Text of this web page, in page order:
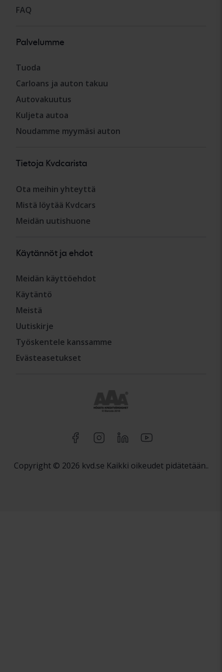
FAQ
Palvelumme
Tuoda
Carloans ja auton takuu
Autovakuutus
Kuljeta autoa
Noudamme myymäsi auton
Tietoja Kvdcarista
Ota meihin yhteyttä
Mistä löytää Kvdcars
Meidän uutishuone
Käytännöt ja ehdot
Meidän käyttöehdot
Käytäntö
Meistä
Uutiskirje
Työskentele kanssamme
Evästeasetukset
Copyright © 2026 kvd.se Kaikki oikeudet pidätetään..